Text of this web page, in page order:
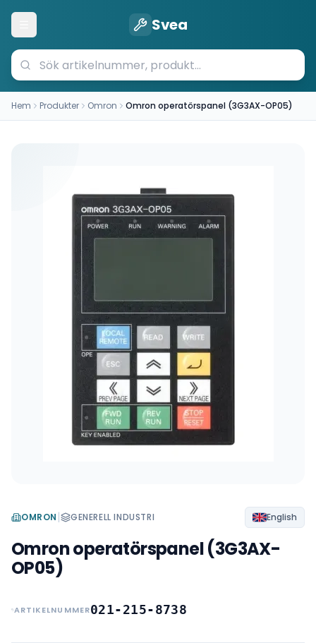
Öppna meny Svea
Hem Produkter Omron Omron operatörspanel (3G3AX-OP05)
OMRON | GENERELL INDUSTRI English
Omron operatörspanel (3G3AX-
OP05)
ARTIKELNUMMER021-215-8738